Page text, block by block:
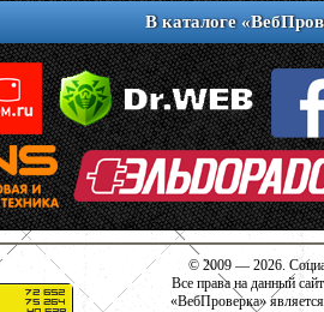
В каталоге
© 2009 — 2026.
Все права на данный
«ВебПроверка»